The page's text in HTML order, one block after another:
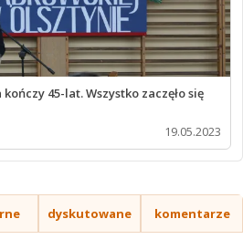
45-lat. Wszystko zaczęło się
19.05.2023
dyskutowane komentarze